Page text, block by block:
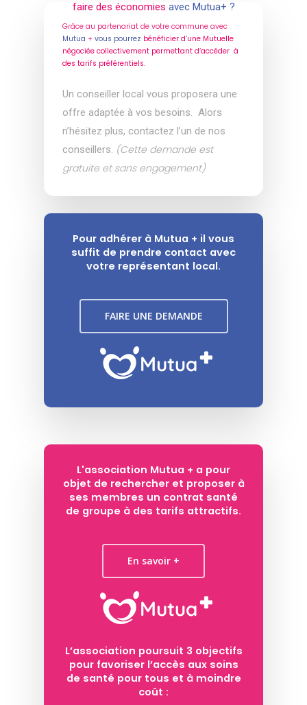
faire des économies avec Mutua+ ?
Grâce au partenariat de votre commune avec
Mutua + vous pourrez bénéficier d’une Mutuelle
négociée collectivement permettant d’accéder à
des tarifs préférentiels.
Un conseiller local vous proposera une
offre adaptée à vos besoins. Alors
n’hésitez plus, contactez l’un de nos
conseillers. (Cette demande est
gratuite et sans engagement)
Pour adhérer à Mutua + il vous
suffit de prendre contact avec
votre représentant local.
FAIRE UNE DEMANDE
L'association Mutua + a pour
objet de rechercher et proposer à
ses membres un contrat santé
de groupe à des tarifs attractifs.
En savoir +
L’association poursuit 3 objectifs
pour favoriser l’accès aux soins
de santé pour tous et à moindre
coût :